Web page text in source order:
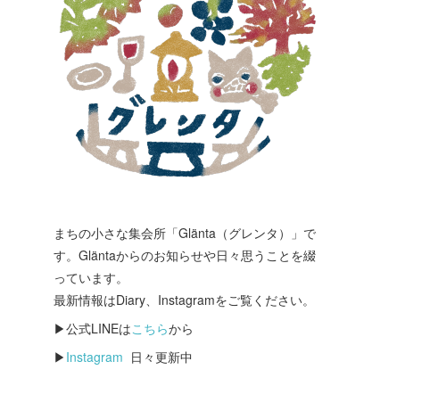
まちの小さな集会所「Glänta（グレンタ）」で
す。Gläntaからのお知らせや日々思うことを綴
っています。
最新情報はDiary、Instagramをご覧ください。
▶公式LINEはこちらから
▶ Instagram 日々更新中